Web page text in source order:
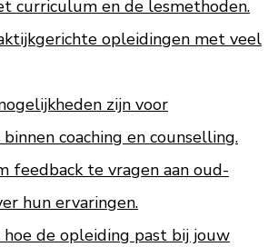
curriculum en de lesmethoden.
opleidingen met veel
zijn voor
coaching en counselling.
feedback te vragen aan oud-
hun ervaringen.
hoe de opleiding past bij jouw